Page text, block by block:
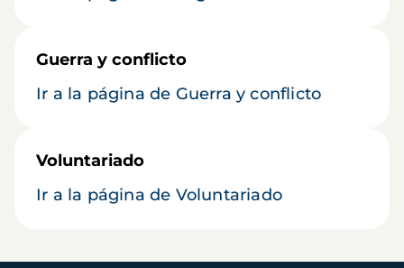
Guerra y conflicto
Ir a la página de Guerra y conflicto
Voluntariado
Ir a la página de Voluntariado